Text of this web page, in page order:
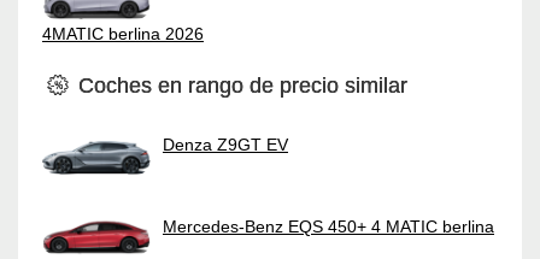
4MATIC berlina 2026
Coches en rango de precio similar
Denza Z9GT EV
Mercedes-Benz EQS 450+ 4 MATIC berlina